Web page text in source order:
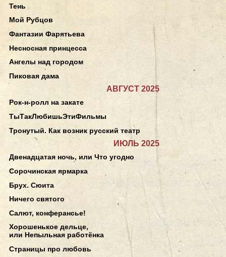
Тень
Мой Рубцов
Фантазии Фарятьева
Несносная принцесса
Ангелы над городом
Пиковая дама
АВГУСТ 2025
Рок-н-ролл на закате
ТыТакЛюбишьЭтиФильмы
Тронутый. Как возник русский театр
ИЮЛЬ 2025
Двенадцатая ночь, или Что угодно
Сорочинская ярмарка
Брух. Сюита
Ничего святого
Салют, конферансье!
Хорошенькое дельце,
или Непыльная работёнка
Страницы про любовь